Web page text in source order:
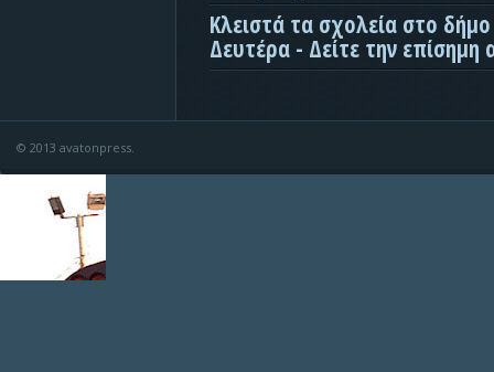
Κλειστά τα σχολεία στο
Δευτέρα - Δείτε την επίσημη
© 2013 avatonpress.